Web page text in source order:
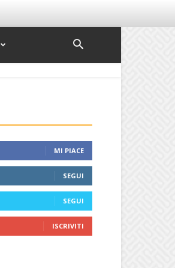
MI PIACE
SEGUI
SEGUI
ISCRIVITI